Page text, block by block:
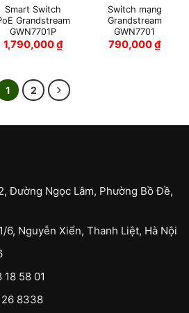
Smart Switch
Grandstream
GWN7701P
1,790,000₫
Switch mạng
Grandstream
GWN7701
790,000₫
1 2
Đường Ngọc Lâm, Phường Bồ Đề,
6, Nguyễn Xiển, Thanh Liệt, Hà Nội
18 58 01
8338